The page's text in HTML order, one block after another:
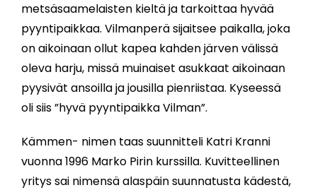
metsäsaamelaisten kieltä ja tarkoittaa hyvää
pyyntipaikkaa. Vilmanperä sijaitsee paikalla, joka
on aikoinaan ollut kapea kahden järven välissä
oleva harju, missä muinaiset asukkaat aikoinaan
pyysivät ansoilla ja jousilla pienriistaa. Kyseessä
oli siis ”hyvä pyyntipaikka Vilman”.
Kämmen- nimen taas suunnitteli Katri Kranni
vuonna 1996 Marko Pirin kurssilla. Kuvitteellinen
yritys sai nimensä alaspäin suunnatusta kädestä,